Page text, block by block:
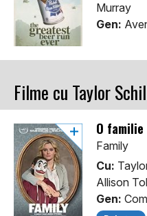
Murray
Gen:
Filme cu Taylor
O
Family
Cu:
Allison
Gen: